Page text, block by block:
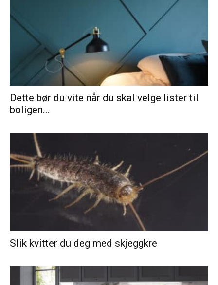
Dette bør du vite når du skal velge lister til
boligen...
Slik kvitter du deg med skjeggkre